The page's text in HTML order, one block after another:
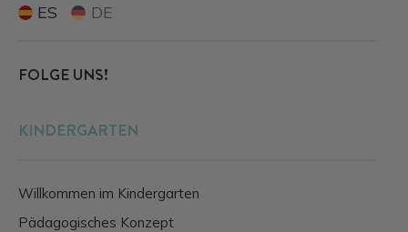
ES DE
FOLGE UNS!
KINDERGARTEN
Willkommen im Kindergarten
Pädagogisches Konzept